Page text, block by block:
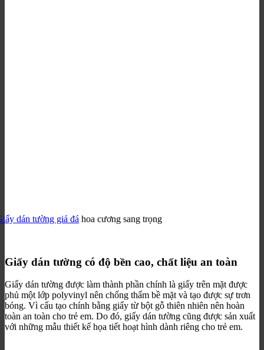
dán tường giả đá hoa cương sang trọng
Giấy dán tường có độ bền cao, chất liệu an toàn
Giấy dán tường được làm thành phần chính là giấy trên mặt được
phủ một lớp polyvinyl nên chống thấm bề mặt và tạo được sự trơn
bóng. Vì cấu tạo chính bằng giấy từ bột gỗ thiên nhiên nên hoàn
toàn an toàn cho trẻ em. Do đó, giấy dán tường cũng được sản xuất
với những mẫu thiết kế họa tiết hoạt hình dành riêng cho trẻ em.